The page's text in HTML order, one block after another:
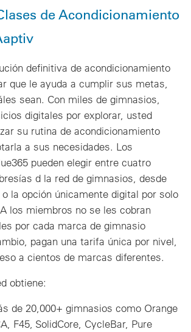
de Acondicionamiento
definitiva de acondicionamiento
que le ayuda a cumplir sus metas,
sean. Con miles de gimnasios,
digitales por explorar, usted
su rutina de acondicionamiento
a sus necesidades. Los
pueden elegir entre cuatro
d la red de gimnasios, desde
la opción únicamente digital por solo
los miembros no se les cobran
por cada marca de gimnasio
pagan una tarifa única por nivel,
a cientos de marcas diferentes.
obtiene:
de 20,000+ gimnasios como Orange
F45, SolidCore, CycleBar, Pure